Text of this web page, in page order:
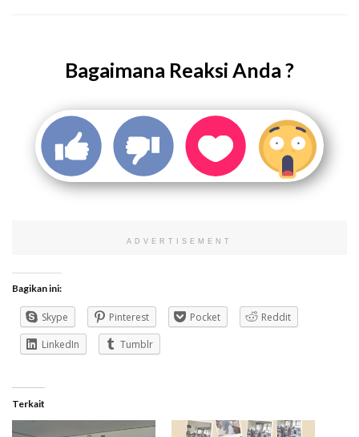
Bagaimana Reaksi Anda ?
ADVERTISEMENT
Bagikan ini:
Skype Pinterest Pocket
Reddit
LinkedIn
Tumblr
Terkait